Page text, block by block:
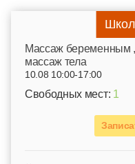
Mассаж беременным
массаж тела
10.08 10:00-17:00
Свободных мест: 1